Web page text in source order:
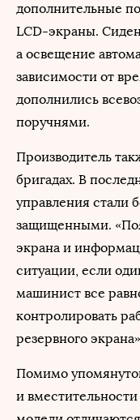
дополнительные
LCD-экраны.
а освещение
зависимости от
дополнились
поручнями.
Производитель
бригадах. В
управления стали
защищенными.
экрана и
ситуации, если
машинист все
контролировать
резервного
Помимо
и вместительности